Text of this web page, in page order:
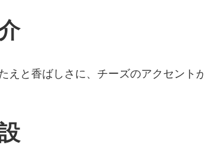
えと香ばしさに、チーズのアクセント